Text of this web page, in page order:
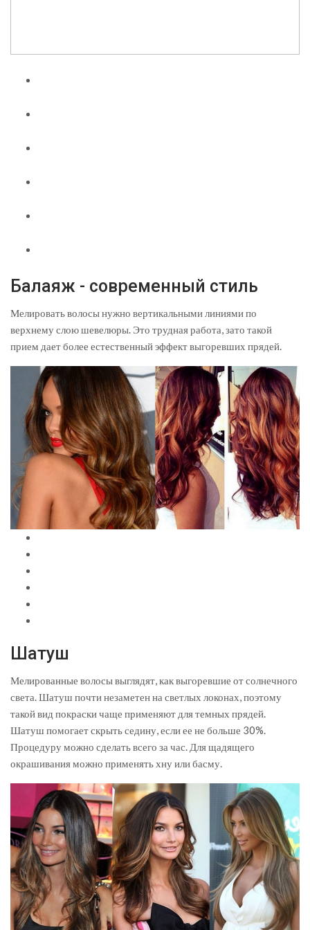
Балаяж - современный стиль
Мелировать волосы нужно вертикальными линиями по
верхнему слою шевелюры. Это трудная работа, зато такой
прием дает более естественный эффект выгоревших прядей.
Шатуш
Мелированные волосы выглядят, как выгоревшие от солнечного
света. Шатуш почти незаметен на светлых локонах, поэтому
такой вид покраски чаще применяют для темных прядей.
Шатуш помогает скрыть седину, если ее не больше 30%.
Процедуру можно сделать всего за час. Для щадящего
окрашивания можно применять хну или басму.